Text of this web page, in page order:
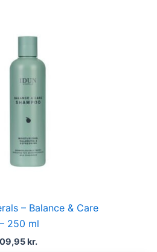
– Balance & Care
250 ml
155,00 kr..
kr.
109,95 kr..